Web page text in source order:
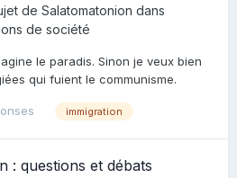
de Salatomatonion dans
de société
le paradis. Sinon je veux bien
qui fuient le communisme.
immigration
: questions et débats